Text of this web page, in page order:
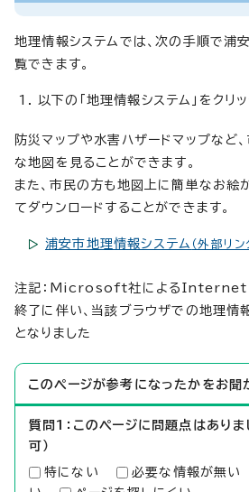
地理情報システムでは、次の手順で浦
覧できます。
以下の「地理情報システム」をクリッ
防災マップや水害ハザードマップなど
な地図を見ることができます。
また、市民の方も地図上に簡単なお絵
てダウンロードすることができます。
浦安市地理情報システム （外部リン
注記：Microsoft社によるInternet
終了に伴い、当該ブラウザでの地理情
となりました
このページが参考になったかをお聞
質問1：このページに問題点はありま
可）
特にない 必要な情報が無い